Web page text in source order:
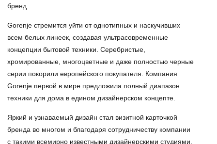
бренд.
Gorenje стремится уйти от однотипных и наскучивших
всем белых линеек, создавая ультрасовременные
концепции бытовой техники. Серебристые,
хромированные, многоцветные и даже полностью черные
серии покорили европейского покупателя. Компания
Gorenje первой в мире предложила полный диапазон
техники для дома в едином дизайнерском концепте.
Яркий и узнаваемый дизайн стал визитной карточкой
бренда во многом и благодаря сотрудничеству компании
с такими всемирно известными дизайнерскими студиями,